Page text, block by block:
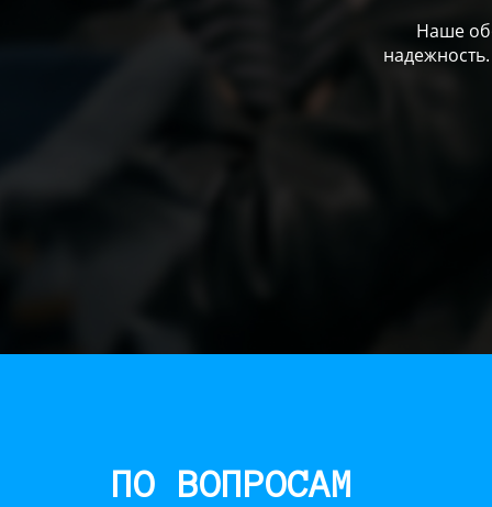
Наше
ПО ВОПРОСАМ